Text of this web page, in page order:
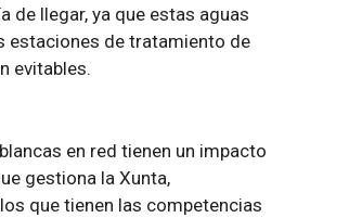
de llegar, ya que estas aguas
estaciones de tratamiento de
evitables.
en red tienen un impacto
gestiona la Xunta,
que tienen las competencias